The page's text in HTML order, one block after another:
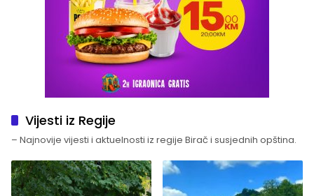
Vijesti iz Regije
– Najnovije vijesti i aktuelnosti iz regije Birač i susjednih opština.